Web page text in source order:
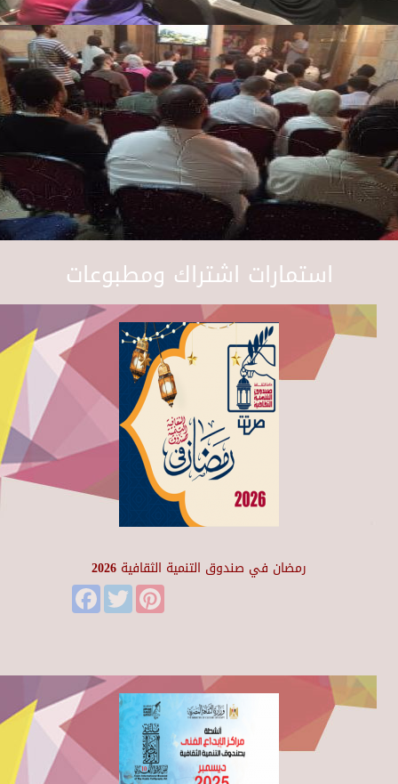
استمارات اشتراك ومطبوعات
رمضان في صندوق التنمية الثقافية 2026
FacebookTwitter